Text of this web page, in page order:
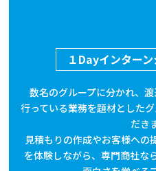
１Dayインター
数名のグループに分かれ、
行っている業務を題材とした
だき
見積もりの作成やお客様への
を体験しながら、専門商社な